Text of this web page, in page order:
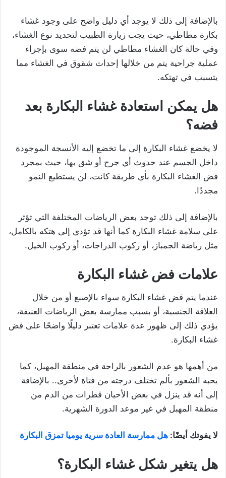
بالإضافة إلى ذلك لا يوجد أي دليل واضح على وجود غشاء
بكارة مطاطي، حيث يجب زيارة الطبيب لتحديد نوع الغشاء،
وفي حالة كان الغشاء مطاطي لن يتم فضه سوى بإجراء
عملية جراحية يتم من خلالها إحداث شقوق في الغشاء مما
يتسبب في تهتكه.
هل يمكن استعادة غشاء البكارة بعد
فضه؟
لا يخضع غشاء البكارة إلى ما تخضع إليه الأنسجة الموجودة
داخل الجسم عند حدوث أي جرح أو شق بها، حيث بمجرد
فض الغشاء البكارة بأي طريقة كانت، لن يستطيع النمو
مجددًا.
بالإضافة إلى ذلك توجد بعض الرياضات المختلفة التي تؤثر
على سلامة غشاء البكارة كما أنها قد تؤدي إلى هتكه بالكامل،
مثل رياضة الجمباز، أو ركوب الدراجات، أو ركوب الخيل.
علامات فض غشاء البكارة
عندما يتم فض غشاء البكارة سواء بالإصبع أو من خلال
العلاقة الجنسية، أو بسبب ممارسة بعض الرياضات العنيفة،
يؤدي ذلك إلى ظهور عدة علامات تعتبر دليلًا واضحًا على فض
غشاء البكارة.
من أهمها هو عدم الشعور بالراحة في منطقة المهبل، كما
يحبه الشعور بألم تختلف درجته من فتاة لأخرى.. بالإضافة
إلى أنه قد ينزل في بعض الأحيان قطرات من الدم من
منطقة المهبل في غير موعد الدورة الشهرية.
لا يفوتك أيضًا: هل ممارسة العادة سرية يوميا تمزق البكارة
هل يتغير شكل غشاء البكارة؟